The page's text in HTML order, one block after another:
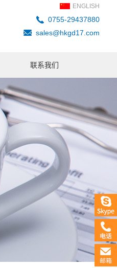
ENGLISH
0755-29437880
sales@hkgd17.com
联系我们